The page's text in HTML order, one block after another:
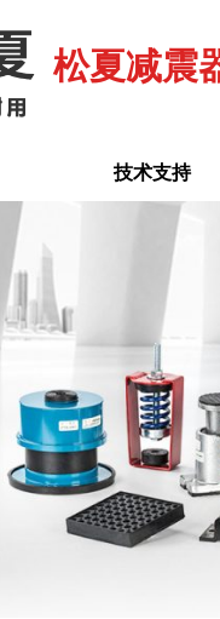
松夏减震
技术支持